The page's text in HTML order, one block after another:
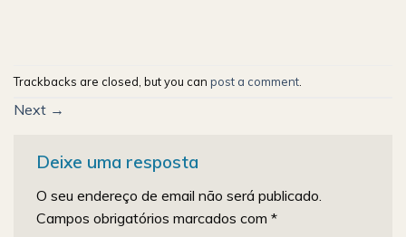
Trackbacks are closed, but you can post a comment
Next →
Deixe uma resposta
O seu endereço de email não será publicado.
Campos obrigatórios marcados com *